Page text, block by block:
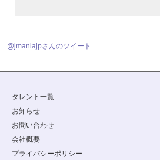
@jmaniajpさんのツイート
タレント一覧
お知らせ
お問い合わせ
会社概要
プライバシーポリシー